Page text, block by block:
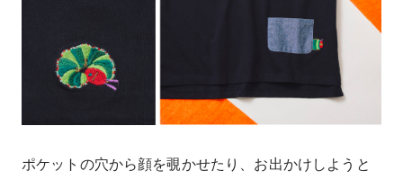
ポケットの穴から顔を覗かせたり、お出かけしようと